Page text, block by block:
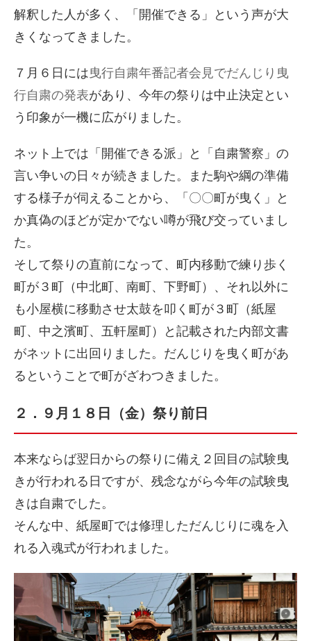
解釈した人が多く、「開催できる」という声が大
きくなってきました。
７月６日には曳行自粛年番記者会見でだんじり曳
行自粛の発表があり、今年の祭りは中止決定とい
う印象が一機に広がりました。
ネット上では「開催できる派」と「自粛警察」の
言い争いの日々が続きました。また駒や綱の準備
する様子が伺えることから、「〇〇町が曳く」と
か真偽のほどが定かでない噂が飛び交っていまし
た。
そして祭りの直前になって、町内移動で練り歩く
町が３町（中北町、南町、下野町）、それ以外に
も小屋横に移動させ太鼓を叩く町が３町（紙屋
町、中之濱町、五軒屋町）と記載された内部文書
がネットに出回りました。だんじりを曳く町があ
るということで町がざわつきました。
２．９月１８日（金）祭り前日
本来ならば翌日からの祭りに備え２回目の試験曳
きが行われる日ですが、残念ながら今年の試験曳
きは自粛でした。
そんな中、紙屋町では修理しただんじりに魂を入
れる入魂式が行われました。